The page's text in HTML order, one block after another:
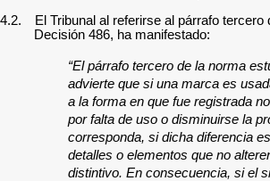
4.2.
El Tribunal al referirse al párrafo tercero
Decisión 486, ha manifestado:
“El párrafo tercero de la norma
advierte que si una marca es
a la forma en que fue registrada
por falta de uso o disminuirse la
corresponda, si dicha diferencia
detalles o elementos que no
distintivo. En consecuencia, si el